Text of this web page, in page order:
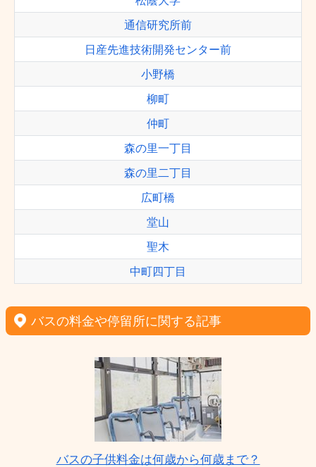
通信研究所前
日産先進技術開発センター前
小野橋
柳町
仲町
森の里一丁目
森の里二丁目
広町橋
堂山
聖木
中町四丁目
バスの料金や停留所に関する記事
バスの子供料金は何歳から何歳まで？